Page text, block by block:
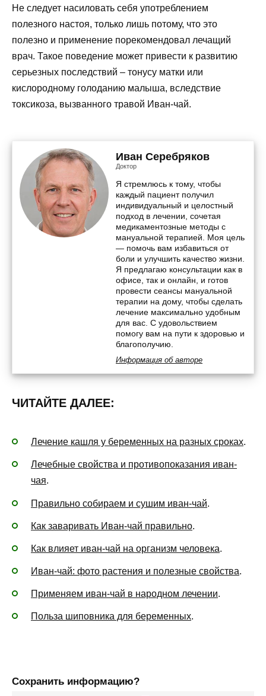
Не следует насиловать себя употреблением
полезного настоя, только лишь потому, что это
полезно и применение порекомендовал лечащий
врач. Такое поведение может привести к развитию
серьезных последствий – тонусу матки или
кислородному голоданию малыша, вследствие
токсикоза, вызванного травой Иван-чай.
Иван Серебряков
Доктор
Я стремлюсь к тому, чтобы
каждый пациент получил
индивидуальный и целостный
подход в лечении, сочетая
медикаментозные методы с
мануальной терапией. Моя цель
— помочь вам избавиться от
боли и улучшить качество жизни.
Я предлагаю консультации как в
офисе, так и онлайн, и готов
провести сеансы мануальной
терапии на дому, чтобы сделать
лечение максимально удобным
для вас. С удовольствием
помогу вам на пути к здоровью и
благополучию.
Информация об авторе
ЧИТАЙТЕ ДАЛЕЕ:
Лечение кашля у беременных на разных сроках.
Лечебные свойства и противопоказания иван-
чая.
Правильно собираем и сушим иван-чай.
Как заваривать Иван-чай правильно.
Как влияет иван-чай на организм человека.
Иван-чай: фото растения и полезные свойства.
Применяем иван-чай в народном лечении.
Польза шиповника для беременных.
Сохранить информацию?